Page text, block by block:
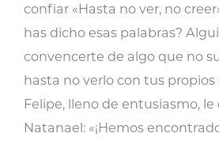
confiar «Hasta no ver, no
has dicho esas palabras?
convencerte de algo que no
hasta no verlo con tus propios
Felipe, lleno de entusiasmo,
Natanael: «¡Hemos